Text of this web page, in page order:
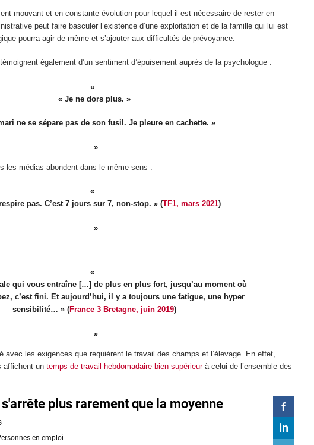
mouvant et en constante évolution pour lequel il est nécessaire de rester en
peut faire basculer l’existence d’une exploitation et de la famille qui lui est
pourra agir de même et s’ajouter aux difficultés de prévoyance.
également d’un sentiment d’épuisement auprès de la psychologue :
« Je ne dors plus. »
ne se sépare pas de son fusil. Je pleure en cachette. »
les médias abondent dans le même sens :
pas. C’est 7 jours sur 7, non-stop. » (TF1, mars 2021)
qui vous entraîne […] de plus en plus fort, jusqu’au moment où
c’est fini. Et aujourd’hui, il y a toujours une fatigue, une hyper
sensibilité… » (France 3 Bretagne, juin 2019)
avec les exigences que requièrent le travail des champs et l’élevage. En effet,
affichent untemps de travail hebdomadaire bien supérieurà celui de l’ensemble des